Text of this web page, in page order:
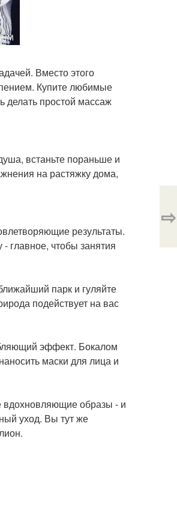
Вместо этого
Купите любимые
делать простой массаж
встаньте пораньше и
на растяжку дома,
результаты.
главное, чтобы занятия
парк и гуляйте
подействует на вас
эффект. Бокалом
маски для лица и
вдохновляющие образы - и
уход. Вы тут же
⇨